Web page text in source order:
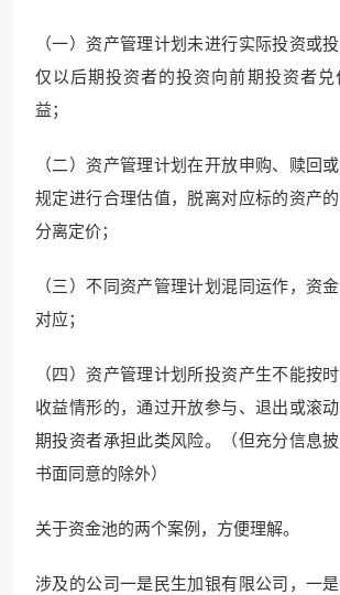
（一）资产管理计划未进行实际投资或
仅以后期投资者的投资向前期投资者兑
益；
（二）资产管理计划在开放申购、赎回
规定进行合理估值，脱离对应标的资产
分离定价；
（三）不同资产管理计划混同运作，资
对应；
（四）资产管理计划所投资产生不能按
收益情形的，通过开放参与、退出或滚
期投资者承担此类风险。（但充分信息
书面同意的除外）
关于资金池的两个案例，方便理解。
涉及的公司一是民生加银有限公司，一